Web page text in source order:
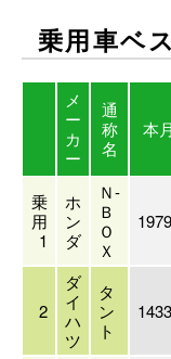
乗用車ベ
メ
ー
カ
ー
通
称
名
本月
乗
用
1
ホ
ン
ダ
Ｎ-
Ｂ
Ｏ
Ｘ
2
ダ
イ
ハ
ツ
タ
ン
ト